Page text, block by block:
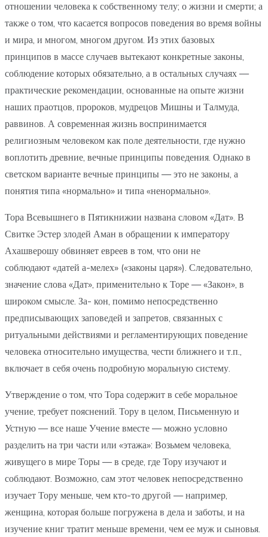
отношении человека к собственному телу; о жизни и смерти; а
также о том, что касается вопросов поведения во время войны
и мира, и многом, многом другом. Из этих базовых
принципов в массе случаев вытекают конкретные законы,
соблюдение которых обязательно, а в остальных случаях —
практические рекомендации, основанные на опыте жизни
наших праотцов, пророков, мудрецов Мишны и Талмуда,
раввинов. А современная жизнь воспринимается
религиозным человеком как поле деятельности, где нужно
воплотить древние, вечные принципы поведения. Однако в
светском варианте вечные принципы — это не законы, а
понятия типа «нормально» и типа «ненормально».
Тора Всевышнего в Пятикнижии названа словом «Дат». В
Свитке Эстер злодей Аман в обращении к императору
Ахашверошу обвиняет евреев в том, что они не
соблюдают «датей а-мелех» («законы царя»). Следовательно,
значение слова «Дат», применительно к Торе — «Закон», в
широком смысле. За- кон, помимо непосредственно
предписывающих заповедей и запретов, связанных с
ритуальными действиями и регламентирующих поведение
человека относительно имущества, чести ближнего и т.п.,
включает в себя очень подробную моральную систему.
Утверждение о том, что Тора содержит в себе моральное
учение, требует пояснений. Тору в целом, Письменную и
Устную — все наше Учение вместе — можно условно
разделить на три части или «этажа»: Возьмем человека,
живущего в мире Торы — в среде, где Тору изучают и
соблюдают. Возможно, сам этот человек непосредственно
изучает Тору меньше, чем кто-то другой — например,
женщина, которая больше погружена в дела и заботы, и на
изучение книг тратит меньше времени, чем ее муж и сыновья.